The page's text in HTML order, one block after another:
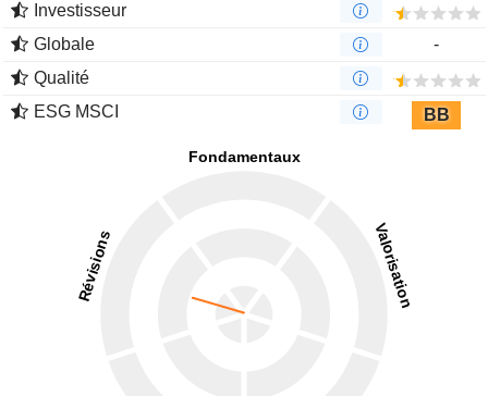
Investisseur
Globale
-
Qualité
ESG MSCI
BB